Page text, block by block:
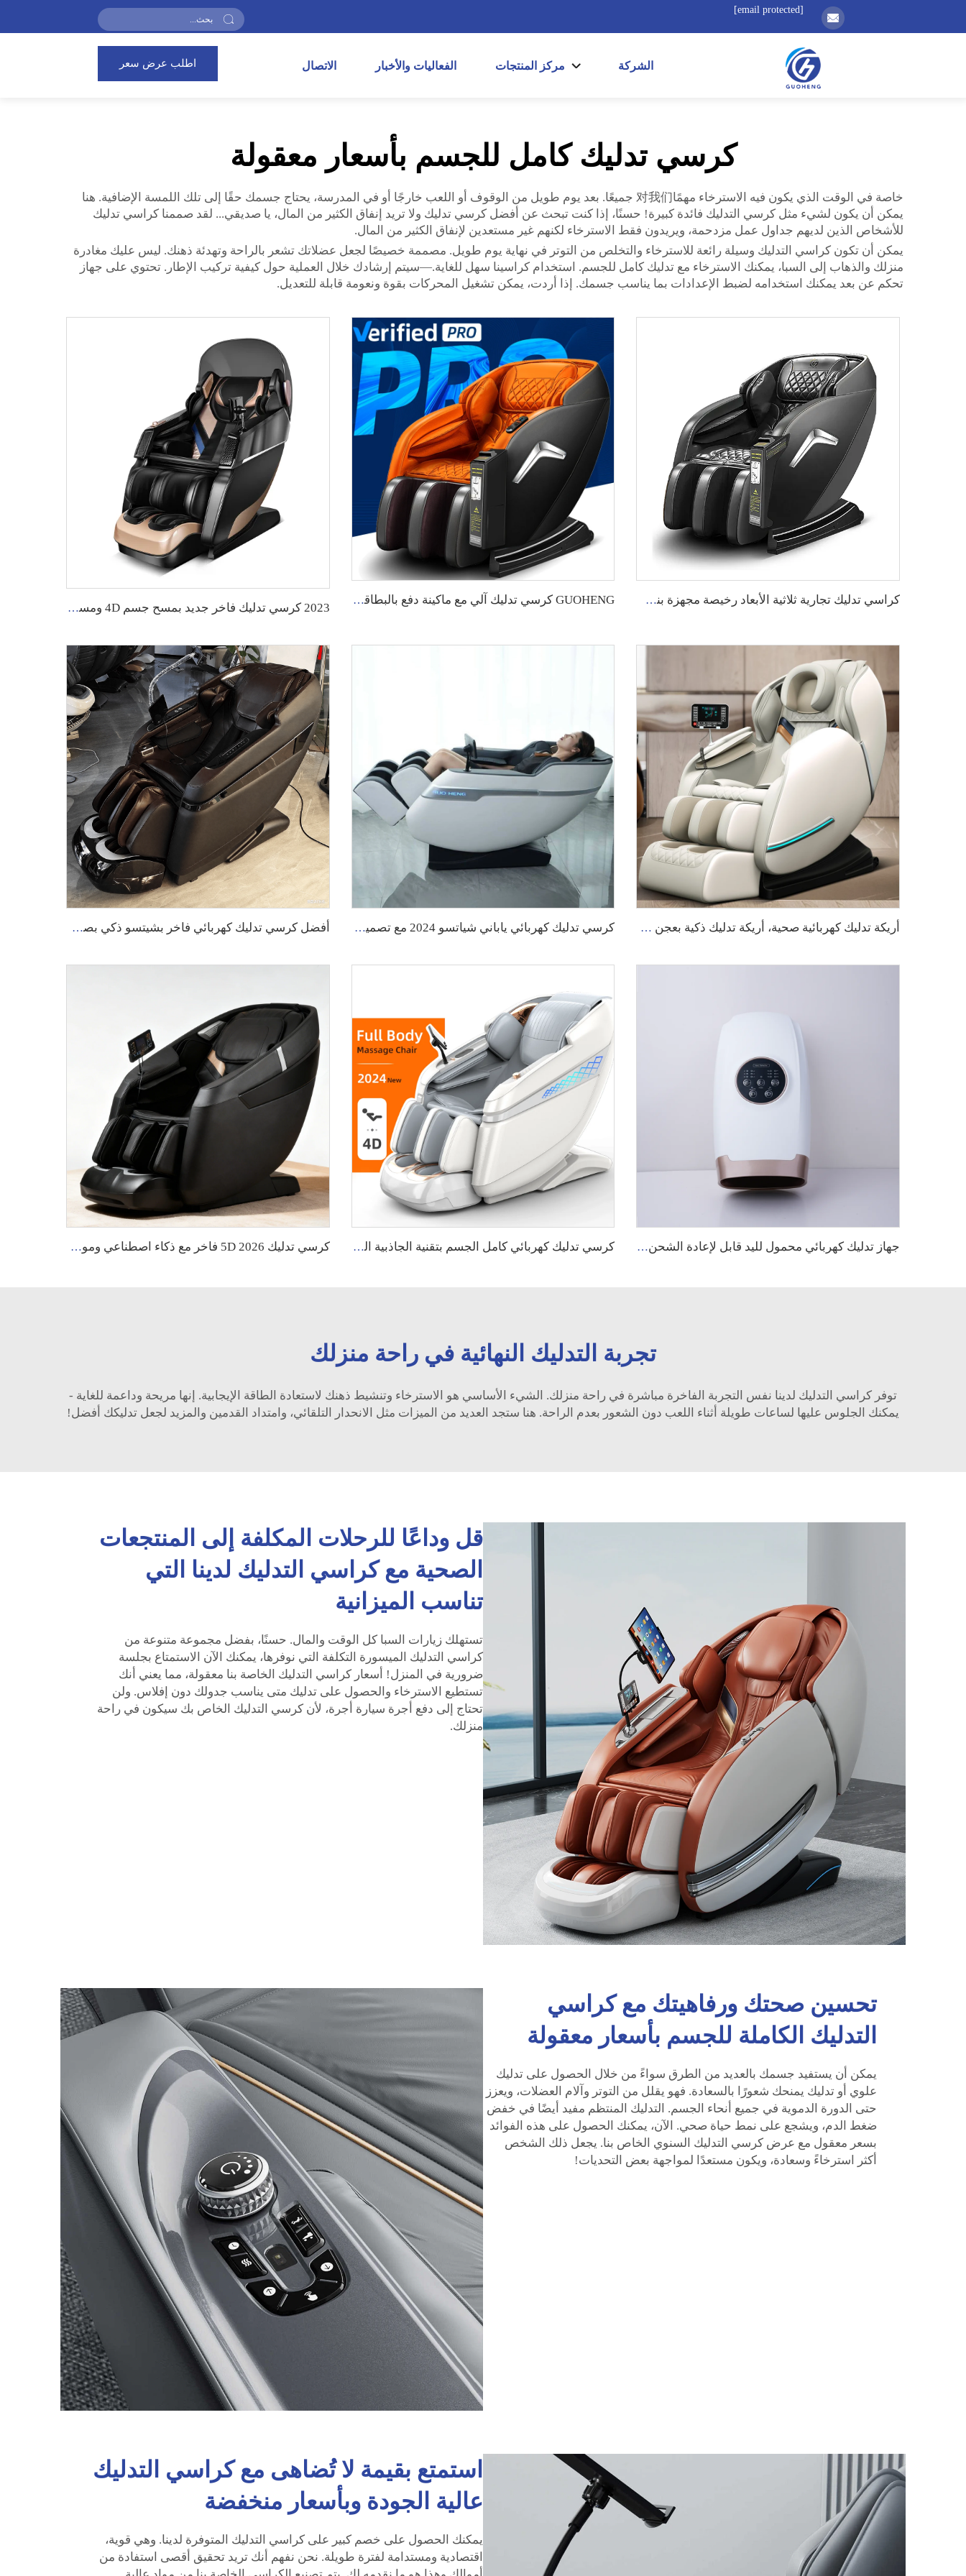
[email protected]
الشركة مركز المنتجات الفعاليات والأخبار الاتصال اطلب عرض سعر
كرسي تدليك كامل للجسم بأسعار معقولة
خاصة في الوقت الذي يكون فيه الاسترخاء مهمًا对我们 جميعًا. بعد يوم طويل من الوقوف أو اللعب خارجًا أو في المدرسة، يحتاج جسمك حقًا إلى تلك اللمسة الإضافية. هنا
يمكن أن يكون لشيء مثل كرسي التدليك فائدة كبيرة! حسنًا، إذا كنت تبحث عن أفضل كرسي تدليك ولا تريد إنفاق الكثير من المال، يا صديقي... لقد صممنا كراسي تدليك
للأشخاص الذين لديهم جداول عمل مزدحمة، ويريدون فقط الاسترخاء لكنهم غير مستعدين لإنفاق الكثير من المال.
يمكن أن تكون كراسي التدليك وسيلة رائعة للاسترخاء والتخلص من التوتر في نهاية يوم طويل. مصممة خصيصًا لجعل عضلاتك تشعر بالراحة وتهدئة ذهنك. ليس عليك مغادرة
منزلك والذهاب إلى السبا، يمكنك الاسترخاء مع تدليك كامل للجسم. استخدام كراسينا سهل للغاية.—سيتم إرشادك خلال العملية حول كيفية تركيب الإطار. تحتوي على جهاز
تحكم عن بعد يمكنك استخدامه لضبط الإعدادات بما يناسب جسمك. إذا أردت، يمكن تشغيل المحركات بقوة ونعومة قابلة للتعديل.
كراسي تدليك تجارية ثلاثية الأبعاد رخيصة مجهزة بنظام إدارة خلفي عبر التطبيق، مع خيارات دفع قابلة للتخصيص، مناسبة للاستخدام في المطارات والمراكز التجارية. GUOHENG كرسي تدليك آلي مع ماكينة دفع بالبطاقة الائتمانية، كرسي تدليك تجاري للاستخدام التجاري بدون جاذبية للرقبة والجسم
2023 كرسي تدليك فاخر جديد بمسح جسم 4D ومسار SL وتدليك جسم كامل بجاذبية صفرية 5D أفضل كرسي تدليك
أريكة تدليك كهربائية صحية، أريكة تدليك ذكية بعجن وتدليك شياتسو، كرسي تدليك القدمين بتصميم جديد، كرسي تدليك فاخر بجودة عالية كرسي تدليك كهربائي ياباني شياتسو 2024 مع تصميم فاخر لل hands، كرسي تدليك كهربائي كامل الجسم بأشعة تحت الحمراء عالية الجودة للرجال أفضل كرسي تدليك كهربائي فاخر بشيتسو ذكي بصوت ذكاء اصطناعي لتخفيف آلام الرأس والكتفين كامل الجسم للعناية بالصحة G9 2025
جهاز تدليك كهربائي محمول لليد قابل لإعادة الشحن بدون أسلاك، مع ضغط حراري وتدليك لليد والأصابع باستخدام ضغط الهواء وأكياس هوائية كرسي تدليك كهربائي كامل الجسم بتقنية الجاذبية الصفرية رباعي الأبعاد مع ماسحة جسمية وتصميم ممتاز كرسي تدليك 5D 2026 فاخر مع ذكاء اصطناعي وموسيقى، شياتسو، تدليك كامل للجسم، جاذبية صفرية، أفضل جودة، كرسي تدليك بالضغط الهوائي مع تدليك القدم
تجربة التدليك النهائية في راحة منزلك
توفر كراسي التدليك لدينا نفس التجربة الفاخرة مباشرة في راحة منزلك. الشيء الأساسي هو الاسترخاء وتنشيط ذهنك لاستعادة الطاقة الإيجابية. إنها مريحة وداعمة للغاية -
يمكنك الجلوس عليها لساعات طويلة أثناء اللعب دون الشعور بعدم الراحة. هنا ستجد العديد من الميزات مثل الانحدار التلقائي، وامتداد القدمين والمزيد لجعل تدليكك أفضل!
قل وداعًا للرحلات المكلفة إلى المنتجعات
الصحية مع كراسي التدليك لدينا التي
تناسب الميزانية
تستهلك زيارات السبا كل الوقت والمال. حسنًا، بفضل مجموعة متنوعة من
كراسي التدليك الميسورة التكلفة التي نوفرها، يمكنك الآن الاستمتاع بجلسة
ضرورية في المنزل! أسعار كراسي التدليك الخاصة بنا معقولة، مما يعني أنك
تستطيع الاسترخاء والحصول على تدليك متى يناسب جدولك دون إفلاس. ولن
تحتاج إلى دفع أجرة سيارة أجرة، لأن كرسي التدليك الخاص بك سيكون في راحة
منزلك.
تحسين صحتك ورفاهيتك مع كراسي
التدليك الكاملة للجسم بأسعار معقولة
يمكن أن يستفيد جسمك بالعديد من الطرق سواءً من خلال الحصول على تدليك
علوي أو تدليك يمنحك شعورًا بالسعادة. فهو يقلل من التوتر وآلام العضلات، ويعزز
حتى الدورة الدموية في جميع أنحاء الجسم. التدليك المنتظم مفيد أيضًا في خفض
ضغط الدم، ويشجع على نمط حياة صحي. الآن، يمكنك الحصول على هذه الفوائد
بسعر معقول مع عرض كرسي التدليك السنوي الخاص بنا. يجعل ذلك الشخص
أكثر استرخاءً وسعادة، ويكون مستعدًا لمواجهة بعض التحديات!
استمتع بقيمة لا تُضاهى مع كراسي التدليك
عالية الجودة وبأسعار منخفضة
يمكنك الحصول على خصم كبير على كراسي التدليك المتوفرة لدينا. وهي قوية،
اقتصادية ومستدامة لفترة طويلة. نحن نفهم أنك تريد تحقيق أقصى استفادة من